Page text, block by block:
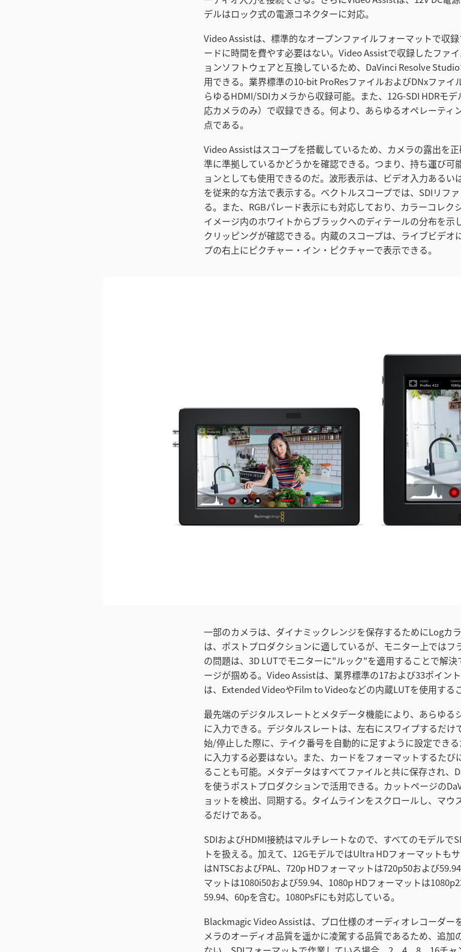
デルはロック式の電源コネクターに対応。
Video Assistは、標準的なオープンファイルフォーマットで収
ードに時間を費やす必要はない。Video Assistで収録したファ
ョンソフトウェアと互換しているため、DaVinci Resolve
用できる。業界標準の10-bit ProResファイルおよびDNxファイ
らゆるHDMI/SDIカメラから収録可能。また、12G-SDI HDRモ
応カメラのみ）で収録できる。何より、あらゆるオペレーティ
点である。
Video Assistはスコープを搭載しているため、カメラの露出を
準に準拠しているかどうかを確認できる。つまり、持ち運び可
ョンとしても使用できるのだ。波形表示は、ビデオ入力あるい
を従来的な方法で表示する。ベクトルスコープでは、SDIリフ
る。また、RGBパレード表示にも対応しており、カラーコレク
イメージ内のホワイトからブラックへのディテールの分布を示
クリッピングが確認できる。内蔵のスコープは、ライブビデオ
プの右上にピクチャー・イン・ピクチャーで表示できる。
一部のカメラは、ダイナミックレンジを保存するためにLogカ
は、ポストプロダクションに適しているが、モニター上ではフ
の問題は、3D LUTでモニターに"ルック"を適用することで解
ージが掴める。Video Assistは、業界標準の17および33ポイン
は、Extended VideoやFilm to Videoなどの内蔵LUTを使用する
最先端のデジタルスレートとメタデータ機能により、あらゆる
に入力できる。デジタルスレートは、左右にスワイプするだけ
始/停止した際に、テイク番号を自動的に足すように設定でき
に入力する必要はない。また、カードをフォーマットするたび
ることも可能。メタデータはすべてファイルと共に保存され、
を使うポストプロダクションで活用できる。カットページの
ョットを検出、同期する。タイムラインをスクロールし、マウ
るだけである。
SDIおよびHDMI接続はマルチレートなので、すべてのモデルで
トを扱える。加えて、12GモデルではUltra HDフォーマットも
はNTSCおよびPAL、720p HDフォーマットは720p50および
マットは1080i50および59.94、1080p HDフォーマットは
59.94、60pを含む。1080PsFにも対応している。
Blackmagic Video Assistは、プロ仕様のオーディオレコーダー
メラのオーディオ品質を遥かに凌駕する品質であるため、追加